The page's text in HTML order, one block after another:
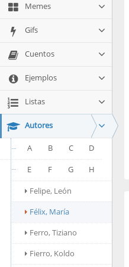
Memes
Gifs
Cuentos
Ejemplos
Listas
Autores
A B C
D
E
F G
H
Felipe, León
Félix, María
Ferro, Tiziano
Fierro, Koldo